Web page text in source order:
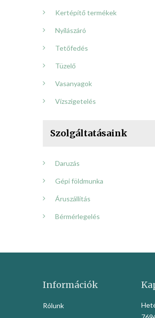
Kertépítő termékek
Nyílászáró
Tetőfedés
Tüzelő
Vasanyagok
Vízszigetelés
Szolgáltatásaink
Daruzás
Gépi földmunka
Áruszállítás
Bérmérlegelés
Információk
Rólunk